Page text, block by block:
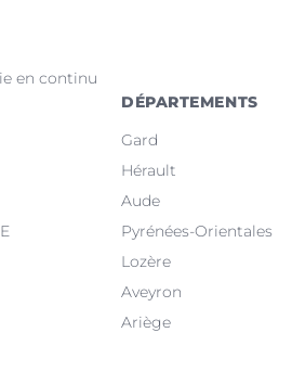
en continu
DÉPARTEMENTS
Gard
Hérault
Aude
Pyrénées-Orientales
Lozère
Aveyron
Ariège